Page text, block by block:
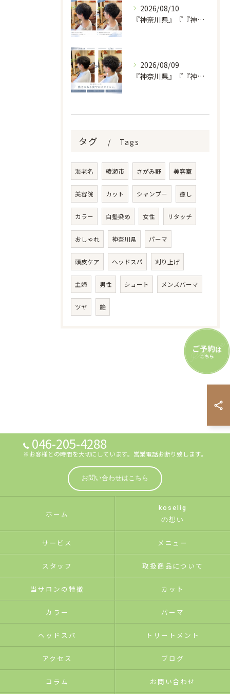
2026/08/10
『神奈川県』『『神奈川県』『綾瀬市』『海老名市』『美容室』
2026/08/09
『神奈川県』『『神奈川県』『綾瀬市』『海老名市』『美容室』
タグ Tags
海老名 綾瀬市 さがみ野 美容室
美容院 カット シャンプー 癒し
カラー 白髪染め 女性 リタッチ
おしゃれ 神奈川県 パーマ
頭皮ケア ヘッドスパ 刈り上げ
主婦 男性 ショート メンズパーマ
ツヤ 艶
046-205-4288
※お客様との時間を大切にしています。営業電話お断り致します。
お問い合わせはこちら
ホーム
koselig
の想い
サービス メニュー
スタッフ 取扱商品について
当サロンの特徴 カット
カラー パーマ
ヘッドスパ トリートメント
アクセス ブログ
コラム お問い合わせ